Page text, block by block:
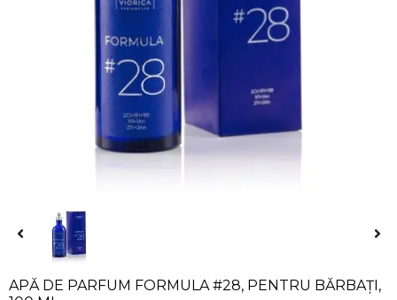
APĂ DE PARFUM FORMULA #28, PENTRU BĂRBAȚI,